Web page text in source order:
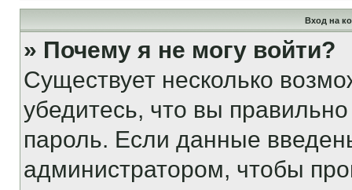
Вход на
» Почему я не могу войти?
Существует несколько
убедитесь, что вы
пароль. Если данные
администратором, чтобы